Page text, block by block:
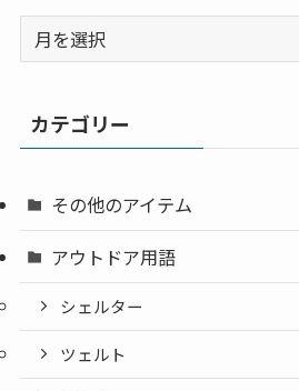
ー
ブ
カテゴリー
その他のアイテム
アウトドア用語
シェルター
ツェルト